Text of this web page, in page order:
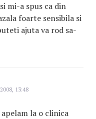
mi-a spus ca din
foarte sensibila si
ajuta va rod sa-
13:48
la o clinica